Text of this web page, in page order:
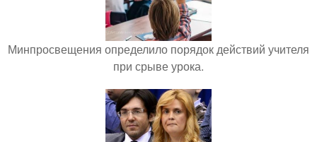
Минпросвещения определило порядок действий учителя
при срыве урока.